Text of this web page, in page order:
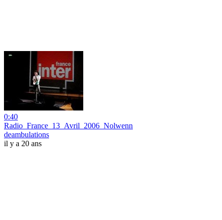
0:40
Radio_France_13_Avril_2006_Nolwenn
deambulations
il y a 20 ans